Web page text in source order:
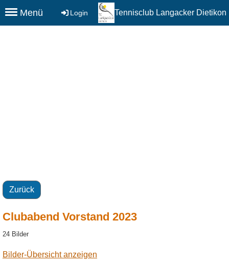
Menü Login Tennisclub Langacker Dietikon
Zurück
Clubabend Vorstand 2023
24 Bilder
Bilder-Übersicht anzeigen